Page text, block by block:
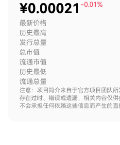
¥0.00021 -0.01%
最新价格
历史最高
发行总量
总市值
流通市值
历史最低
流通总量
注意：项目简介来自于官方项目团队
存在过时、错误或遗漏，相关内容仅
不会承担任何依赖这些信息而产生的直